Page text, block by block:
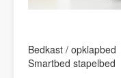
Bedkast / opklapbed
Smartbed stapelbed